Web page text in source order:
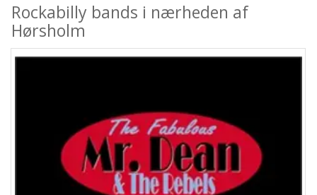
Rockabilly bands i nærheden af
Hørsholm